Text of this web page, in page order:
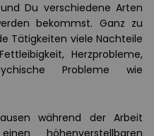
Du verschiedene Arten
bekommst. Ganz zu
Tätigkeiten viele Nachteile
Herzprobleme,
Probleme wie
während der Arbeit
höhenverstellbaren